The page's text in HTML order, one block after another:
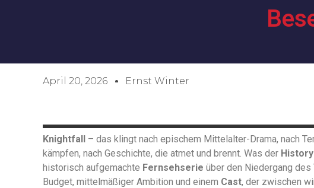
April 20, 2026 Ernst Winter
Knightfall – das klingt nach epischem Mittelalter-Drama, nach
kämpfen, nach Geschichte, die atmet und brennt. Was der
historisch aufgemachte Fernsehserie über den Niedergang
Budget, mittelmäßiger Ambition und einem Cast, der zwischen